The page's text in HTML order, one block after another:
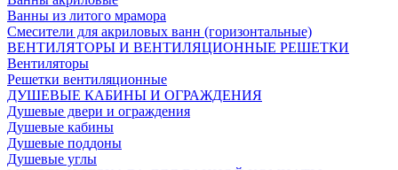
Ванны из литого мрамора
Смесители для акриловых ванн (горизонтальные)
ВЕНТИЛЯТОРЫ И ВЕНТИЛЯЦИОННЫЕ РЕШЕТКИ
Вентиляторы
Решетки вентиляционные
ДУШЕВЫЕ КАБИНЫ И ОГРАЖДЕНИЯ
Душевые двери и ограждения
Душевые кабины
Душевые поддоны
Душевые углы